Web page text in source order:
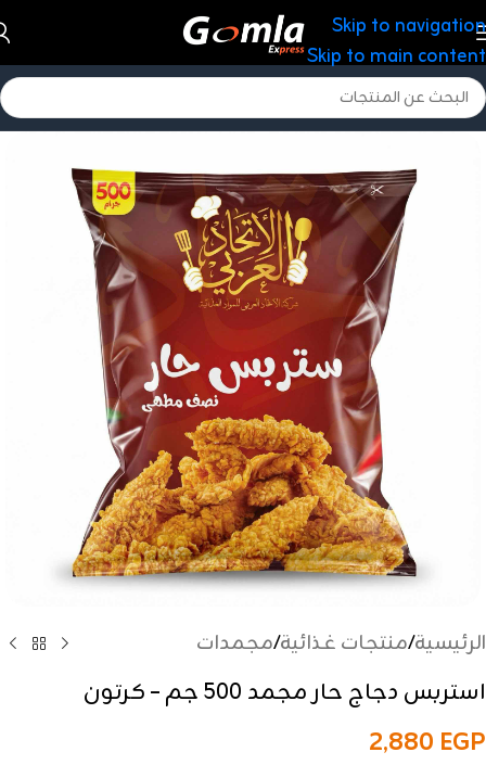
Skip to navigation
Skip to main content
الرئيسية/منتجات غذائية/مجمدات
استربس دجاج حار مجمد 500 جم – كرتون
2,880 EGP